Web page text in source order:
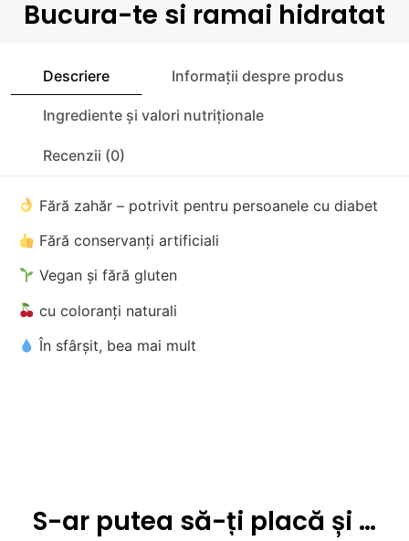
Bucura-te si ramai hidratat
Descriere Informații despre produs
Ingrediente și valori nutriționale
Recenzii (0)
Fără zahăr – potrivit pentru persoanele cu diabet
Fără conservanți artificiali
Vegan și fără gluten
cu coloranți naturali
În sfârșit, bea mai mult
S-ar putea să-ți placă și …